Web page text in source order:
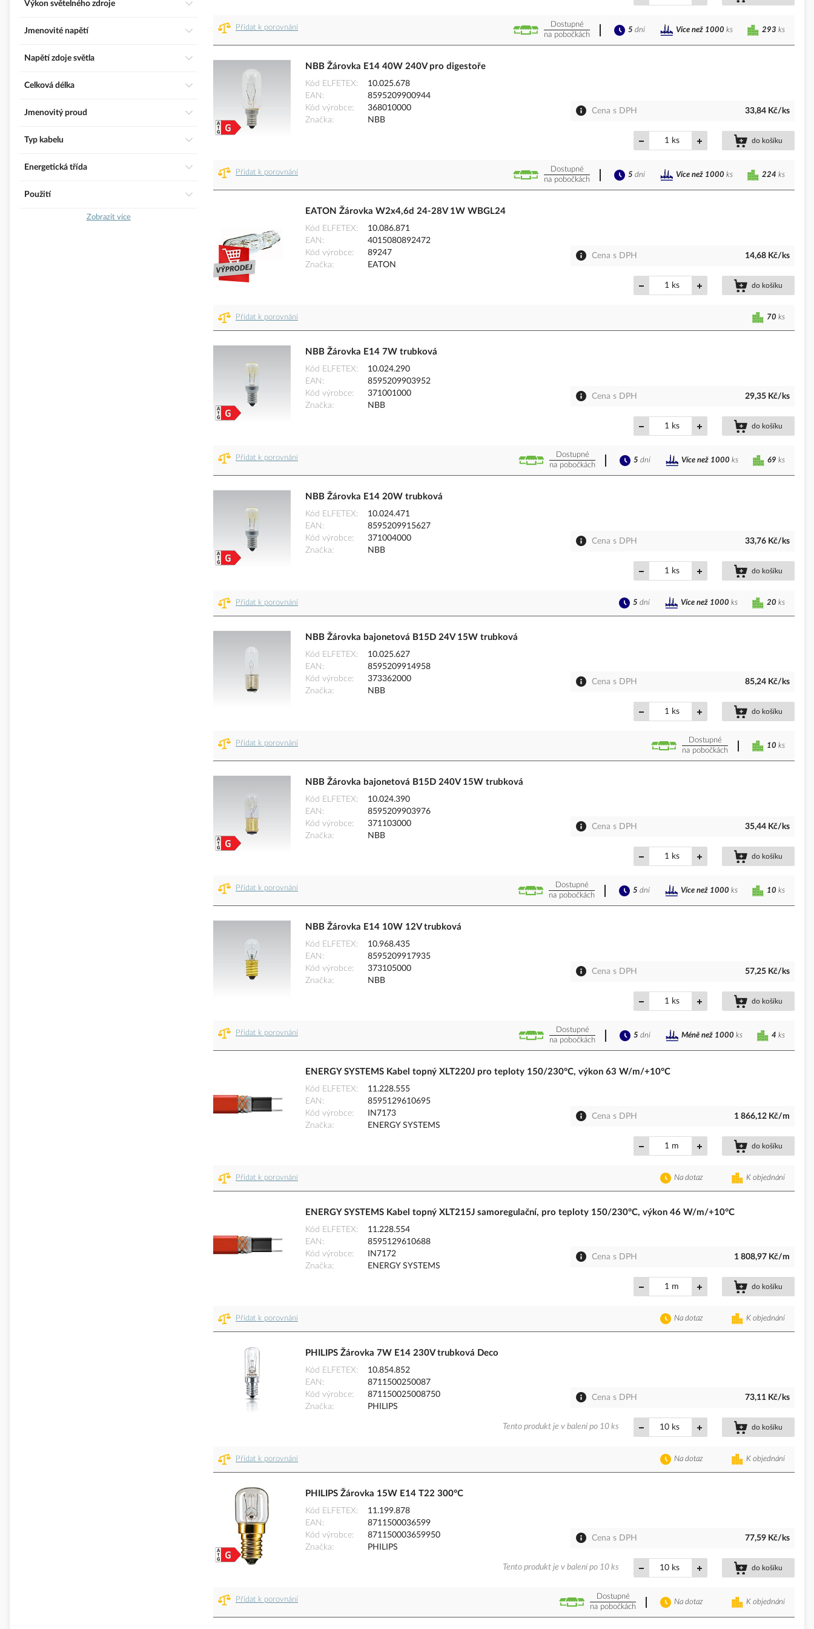
Přidat k porovnání
Dostupné
na pobočkách
293 ks
5 dní Více než 1000 ks
NBB Žárovka E14 40W 240V pro digestoře
Kód ELFETEX
10.025.678
EAN
8595209900944
Kód výrobce
368010000
Značka
NBB
Cena s DPH 33,84 Kč/ks
ks do košíku
Přidat k porovnání
Dostupné
na pobočkách
224 ks
5 dní Více než 1000 ks
EATON Žárovka W2x4,6d 24-28V 1W WBGL24
Kód ELFETEX
10.086.871
EAN
4015080892472
Kód výrobce
89247
Značka
EATON
Cena s DPH 14,68 Kč/ks
ks do košíku
Přidat k porovnání 70 ks
NBB Žárovka E14 7W trubková
Kód ELFETEX
10.024.290
EAN
8595209903952
Kód výrobce
371001000
Značka
NBB
Cena s DPH 29,35 Kč/ks
ks do košíku
Přidat k porovnání
Dostupné
na pobočkách
69 ks
5 dní Více než 1000 ks
NBB Žárovka E14 20W trubková
Kód ELFETEX
10.024.471
EAN
8595209915627
Kód výrobce
371004000
Značka
NBB
Cena s DPH 33,76 Kč/ks
ks do košíku
Přidat k porovnání 20 ks
5 dní Více než 1000 ks
NBB Žárovka bajonetová B15D 24V 15W trubková
Kód ELFETEX
10.025.627
EAN
8595209914958
Kód výrobce
373362000
Značka
NBB
Cena s DPH 85,24 Kč/ks
ks do košíku
Přidat k porovnání
Dostupné
na pobočkách
10 ks
NBB Žárovka bajonetová B15D 240V 15W trubková
Kód ELFETEX
10.024.390
EAN
8595209903976
Kód výrobce
371103000
Značka
NBB
Cena s DPH 35,44 Kč/ks
ks do košíku
Přidat k porovnání
Dostupné
na pobočkách
10 ks
5 dní Více než 1000 ks
NBB Žárovka E14 10W 12V trubková
Kód ELFETEX
10.968.435
EAN
8595209917935
Kód výrobce
373105000
Značka
NBB
Cena s DPH 57,25 Kč/ks
ks do košíku
Přidat k porovnání
Dostupné
na pobočkách
4 ks
5 dní Méně než 1000 ks
ENERGY SYSTEMS Kabel topný XLT220J pro teploty 150/230°C, výkon 63 W/m/+10°C
Kód ELFETEX
11.228.555
EAN
8595129610695
Kód výrobce
IN7173
Značka
ENERGY SYSTEMS
Cena s DPH 1 866,12 Kč/m
m do košíku
Přidat k porovnání K objednání
Na dotaz
ENERGY SYSTEMS Kabel topný XLT215J samoregulační, pro teploty 150/230°C, výkon 46 W/m/+10°C
Kód ELFETEX
11.228.554
EAN
8595129610688
Kód výrobce
IN7172
Značka
ENERGY SYSTEMS
Cena s DPH 1 808,97 Kč/m
m do košíku
Přidat k porovnání K objednání
Na dotaz
PHILIPS Žárovka 7W E14 230V trubková Deco
Kód ELFETEX
10.854.852
EAN
8711500250087
Kód výrobce
871150025008750
Značka
PHILIPS
Cena s DPH 73,11 Kč/ks
ks do košíku
Tento produkt je v balení po 10 ks
Přidat k porovnání K objednání
Na dotaz
PHILIPS Žárovka 15W E14 T22 300°C
Kód ELFETEX
11.199.878
EAN
8711500036599
Kód výrobce
871150003659950
Značka
PHILIPS
Cena s DPH 77,59 Kč/ks
ks do košíku
Tento produkt je v balení po 10 ks
Přidat k porovnání
Dostupné
na pobočkách
K objednání
Na dotaz
Výkon světelného zdroje
Jmenovité napětí
Napětí zdoje světla
Celková délka
Jmenovitý proud
Typ kabelu
Energetická třída
Použití
Zobrazit více